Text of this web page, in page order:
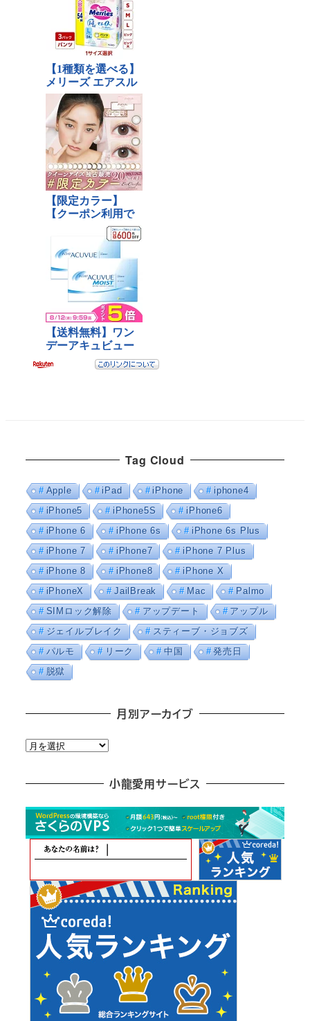
Tag Cloud
Apple iPad iPhone
iphone4
iPhone5
iPhone5S
iPhone6
iPhone 6
iPhone 6s
iPhone 6s Plus
iPhone 7
iPhone7
iPhone 7 Plus
iPhone 8
iPhone8
iPhone X
iPhoneX
JailBreak Mac
Palmo
SIMロック解除
アップデート
アップル
ジェイルブレイク
スティーブ・ジョブズ
パルモ
リーク 中国
発売日
脱獄
月別アーカイブ
月
カ
小龍愛用サービス